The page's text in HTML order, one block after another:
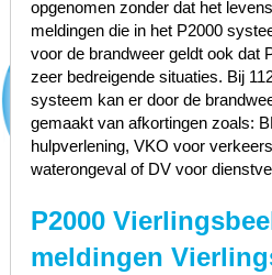
opgenomen zonder dat het
meldingen die in het P2000
voor de brandweer geldt ook dat
zeer bedreigende situaties. Bij
systeem kan er door de
gemaakt van afkortingen zoals:
hulpverlening, VKO voor
waterongeval of DV voor
P2000
meldingen